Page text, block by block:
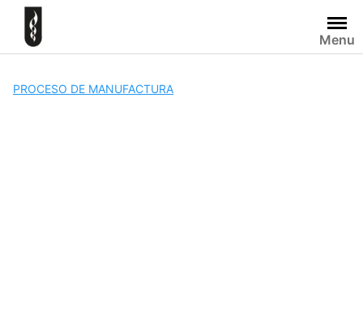
Skip
content
Menu
PROCESO DE MANUFACTURA